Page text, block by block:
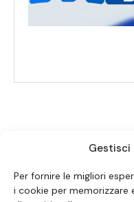
Gestisci
Per fornire le migliori
i cookie per memorizzare